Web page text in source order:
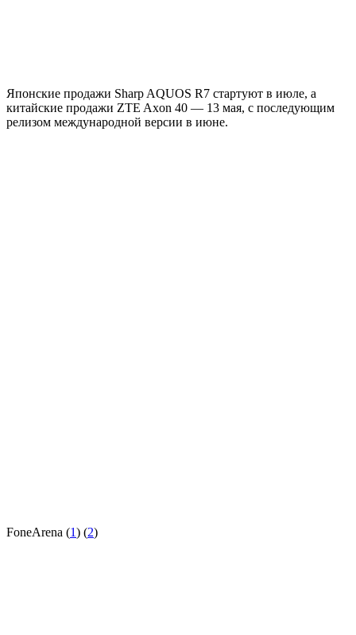
Японские продажи Sharp AQUOS R7 стартуют в июле, а
китайские продажи ZTE Axon 40 — 13 мая, с последующим
релизом международной версии в июне.
FoneArena (1) (2)